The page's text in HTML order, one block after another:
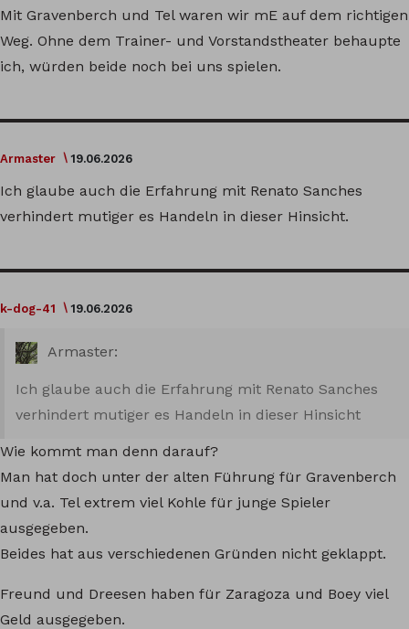
Mit Gravenberch und Tel waren wir mE auf dem richtigen
Weg. Ohne dem Trainer- und Vorstandstheater behaupte
ich, würden beide noch bei uns spielen.
Armaster 19.06.2026
Ich glaube auch die Erfahrung mit Renato Sanches
verhindert mutiger es Handeln in dieser Hinsicht.
k-dog-41 19.06.2026
Armaster:
Ich glaube auch die Erfahrung mit Renato Sanches
verhindert mutiger es Handeln in dieser Hinsicht
Wie kommt man denn darauf?
Man hat doch unter der alten Führung für Gravenberch
und v.a. Tel extrem viel Kohle für junge Spieler
ausgegeben.
Beides hat aus verschiedenen Gründen nicht geklappt.
Freund und Dreesen haben für Zaragoza und Boey viel
Geld ausgegeben.